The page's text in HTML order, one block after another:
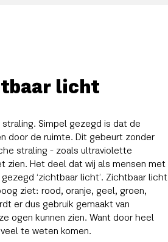
licht
Simpel gezegd is dat de
door de ruimte. Dit gebeurt zonder
straling - zoals ultraviolette
zien. Het deel dat wij als mensen met
‘zichtbaar licht’. Zichtbaar licht
ziet: rood, oranje, geel, groen,
er dus gebruik gemaakt van
ogen kunnen zien. Want door heel
te weten komen.